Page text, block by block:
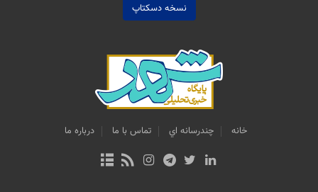
نسخه دسکتاپ
خانه چندرسانه اي تماس با ما درباره ما